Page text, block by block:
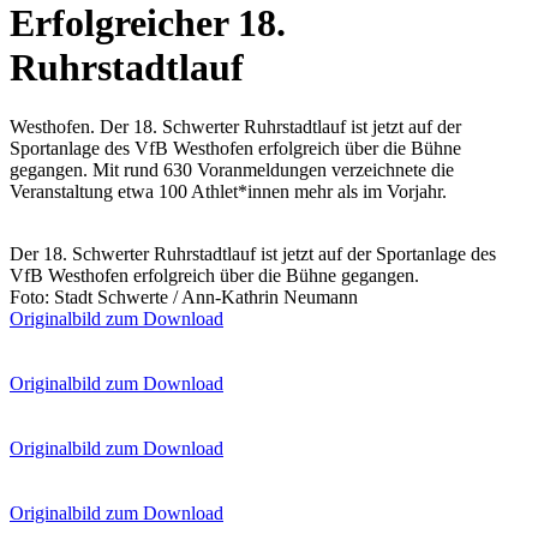
Erfolgreicher 18.
Ruhrstadtlauf
Westhofen. Der 18. Schwerter Ruhrstadtlauf ist jetzt auf der
Sportanlage des VfB Westhofen erfolgreich über die Bühne
gegangen. Mit rund 630 Voranmeldungen verzeichnete die
Veranstaltung etwa 100 Athlet*innen mehr als im Vorjahr.
Der 18. Schwerter Ruhrstadtlauf ist jetzt auf der Sportanlage des
VfB Westhofen erfolgreich über die Bühne gegangen.
Foto: Stadt Schwerte / Ann-Kathrin Neumann
Originalbild zum Download
Originalbild zum Download
Originalbild zum Download
Originalbild zum Download